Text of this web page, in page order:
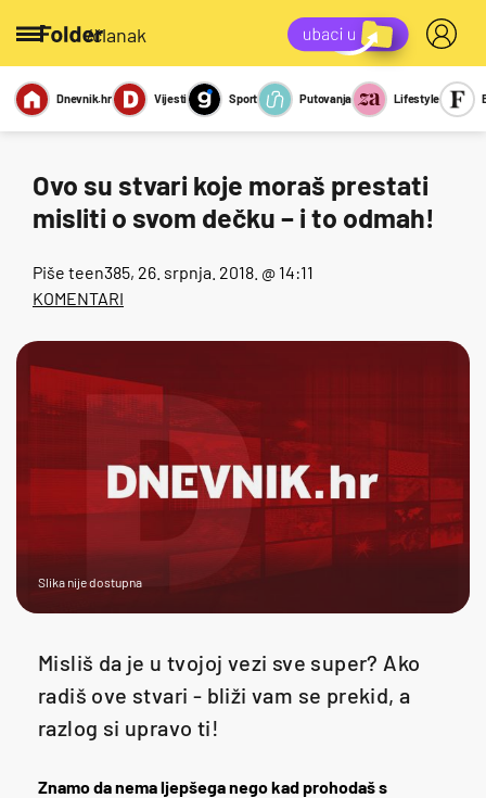
/članak
Miks Kviz
Report
Dnevnik.hr Vijesti Sport Putovanja Lifestyle
Ovo su stvari koje moraš prestati
misliti o svom dečku – i to odmah!
Piše teen385, 26. srpnja. 2018. @ 14:11
KOMENTARI
Slika nije dostupna
Misliš da je u tvojoj vezi sve super? Ako
radiš ove stvari - bliži vam se prekid, a
razlog si upravo ti!
Znamo da nema ljepšega nego kad prohodaš s